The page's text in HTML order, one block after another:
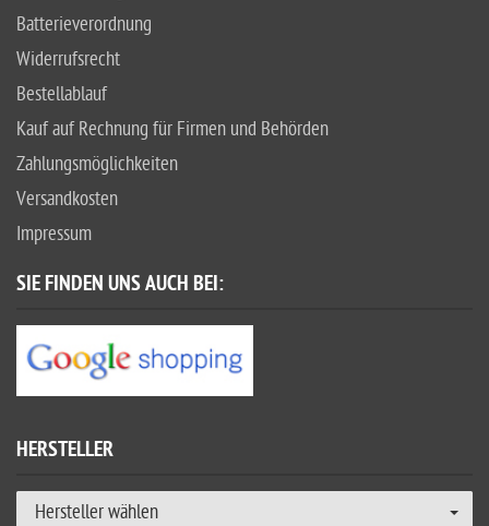
Batterieverordnung
Widerrufsrecht
Bestellablauf
Kauf auf Rechnung für Firmen und Behörden
Zahlungsmöglichkeiten
Versandkosten
Impressum
SIE FINDEN UNS AUCH BEI:
HERSTELLER
Hersteller wählen